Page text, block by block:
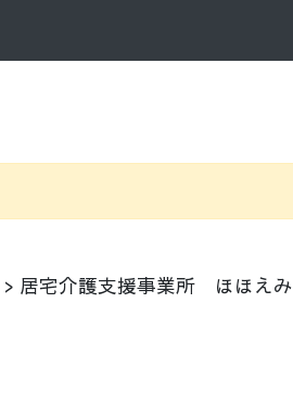
> 居宅介護支援事業所 ほほえみ